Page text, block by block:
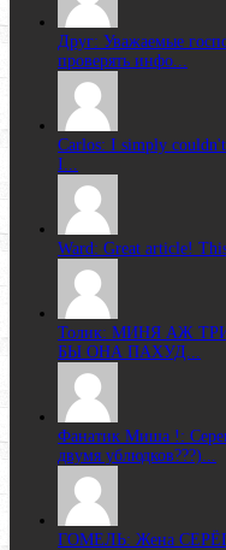
Друг: Уважаемые
проверять инфо...
Carlos: I simply
I...
Ward: Great article!
Толик: МИНЯ АЖ
БЫ ОНА ПАХУД...
Фанатик Миша !:
двумя ублюдков???)...
ГОМЕЛЬ: Жена